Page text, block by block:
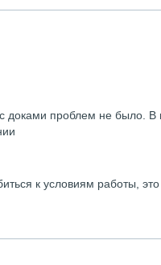
доками проблем не было.
к условиям работы,